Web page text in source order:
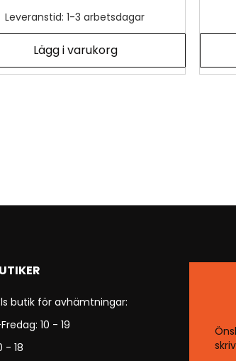
Leveranstid: 1-3 arbetsdagar
Lägg i varukorg
butik för avhämtningar:
10 - 19
- 18